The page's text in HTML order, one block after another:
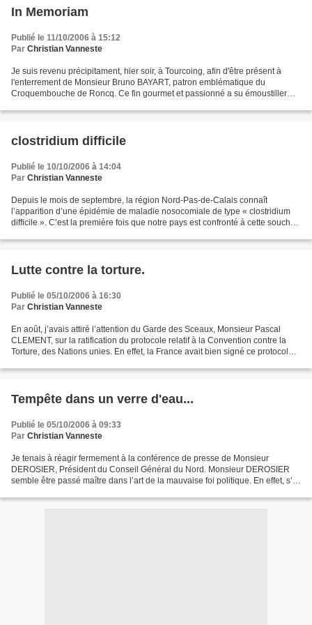
In Memoriam
Publié le 11/10/2006 à 15:12
Par Christian Vanneste
Je suis revenu précipitament, hier soir, à Tourcoing, afin d'être présent à
l'enterrement de Monsieur Bruno BAYART, patron emblématique du
Croquembouche de Roncq. Ce fin gourmet et passionné a su émoustiller
clostridium difficile
Publié le 10/10/2006 à 14:04
Par Christian Vanneste
Depuis le mois de septembre, la région Nord-Pas-de-Calais connaît
l’apparition d’une épidémie de maladie nosocomiale de type « clostridium
difficile ». C’est la première fois que notre pays est confronté à cette souche
Lutte contre la torture.
Publié le 05/10/2006 à 16:30
Par Christian Vanneste
En août, j’avais attiré l’attention du Garde des Sceaux, Monsieur Pascal
CLEMENT, sur la ratification du protocole relatif à la Convention contre la
Torture, des Nations unies. En effet, la France avait bien signé ce protocole
Tempête dans un verre d'eau...
Publié le 05/10/2006 à 09:33
Par Christian Vanneste
Je tenais à réagir fermement à la conférence de presse de Monsieur
DEROSIER, Président du Conseil Général du Nord. Monsieur DEROSIER
semble être passé maître dans l’art de la mauvaise foi politique. En effet, s’il